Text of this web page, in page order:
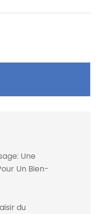
Une
Un Bien-
du